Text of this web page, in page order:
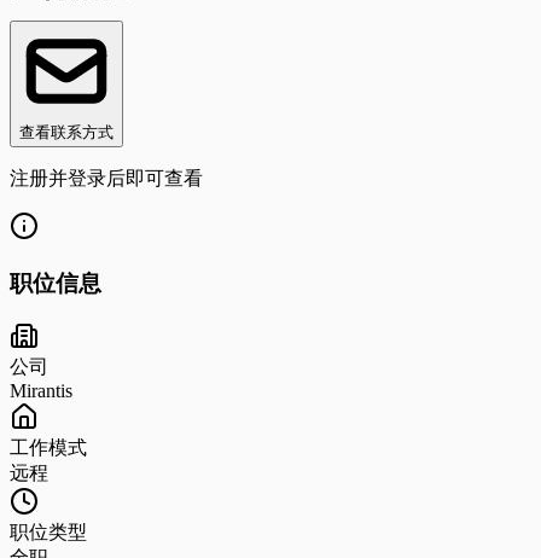
查看联系方式
注册并登录后即可查看
职位信息
公司
Mirantis
工作模式
远程
职位类型